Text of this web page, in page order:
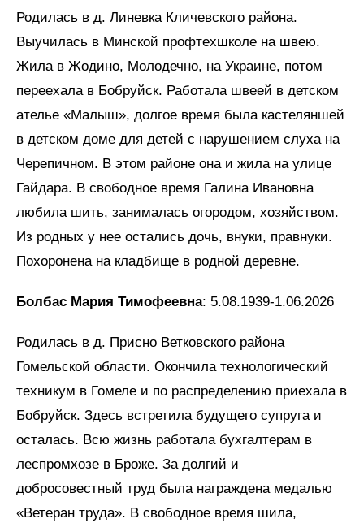
Родилась в д. Линевка Кличевского района.
Выучилась в Минской профтехшколе на швею.
Жила в Жодино, Молодечно, на Украине, потом
переехала в Бобруйск. Работала швеей в детском
ателье «Малыш», долгое время была кастеляншей
в детском доме для детей с нарушением слуха на
Черепичном. В этом районе она и жила на улице
Гайдара. В свободное время Галина Ивановна
любила шить, занималась огородом, хозяйством.
Из родных у нее остались дочь, внуки, правнуки.
Похоронена на кладбище в родной деревне.
Болбас Мария Тимофеевна: 5.08.1939-1.06.2026
Родилась в д. Присно Ветковского района
Гомельской области. Окончила технологический
техникум в Гомеле и по распределению приехала в
Бобруйск. Здесь встретила будущего супруга и
осталась. Всю жизнь работала бухгалтерам в
леспромхозе в Броже. За долгий и
добросовестный труд была награждена медалью
«Ветеран труда». В свободное время шила,